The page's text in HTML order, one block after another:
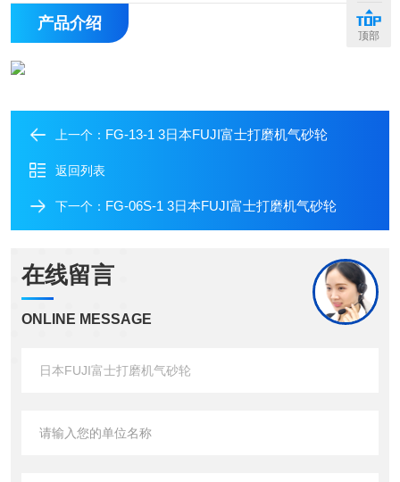
产品介绍
上一个： FG-13-1 3日本FUJI富士打磨机气砂轮
返回列表
下一个： FG-06S-1 3日本FUJI富士打磨机气砂轮
在线留言
ONLINE MESSAGE
顶部